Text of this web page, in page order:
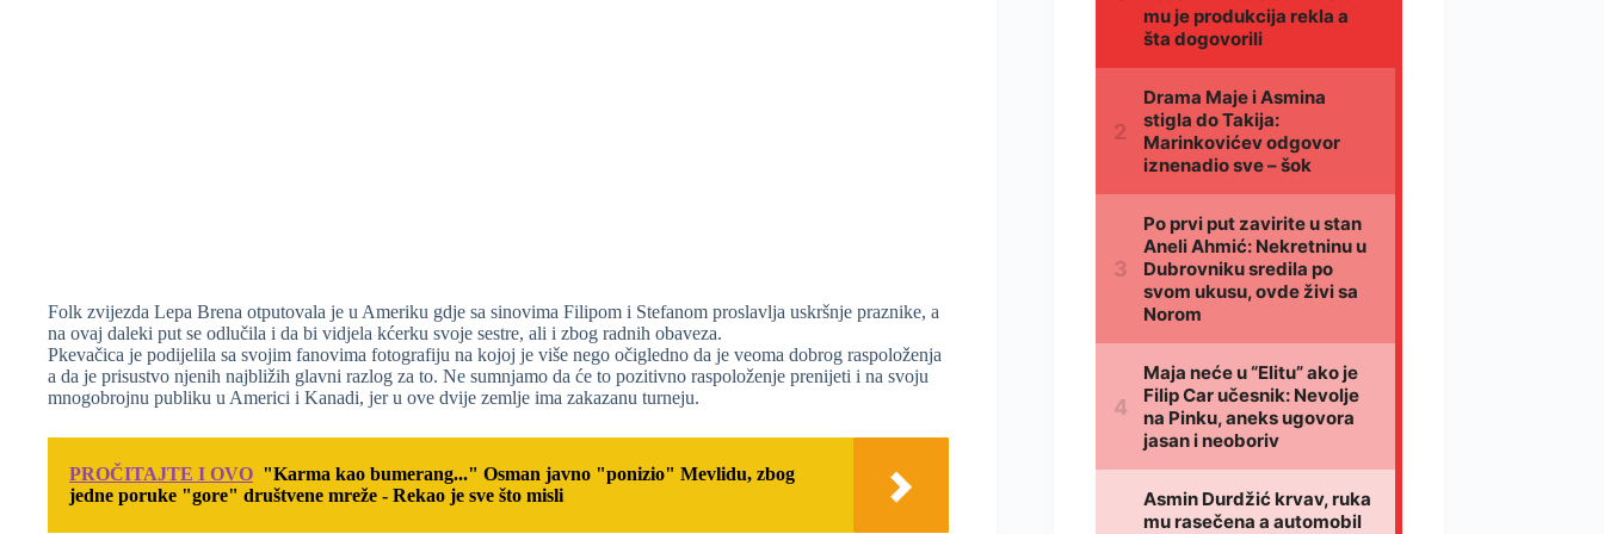
Folk zvijezda Lepa Brena otputovala je u Ameriku gdje sa sinovima Filipom i Stefanom proslavlja uskršnje praznike, a
na ovaj daleki put se odlučila i da bi vidjela kćerku svoje sestre, ali i zbog radnih obaveza.
Pkevačica je podijelila sa svojim fanovima fotografiju na kojoj je više nego očigledno da je veoma dobrog raspoloženja
a da je prisustvo njenih najbližih glavni razlog za to. Ne sumnjamo da će to pozitivno raspoloženje prenijeti i na svoju
mnogobrojnu publiku u Americi i Kanadi, jer u ove dvije zemlje ima zakazanu turneju.
PROČITAJTE I OVO "Karma kao bumerang..." Osman javno "ponizio" Mevlidu, zbog
jedne poruke "gore" društvene mreže - Rekao je sve što misli